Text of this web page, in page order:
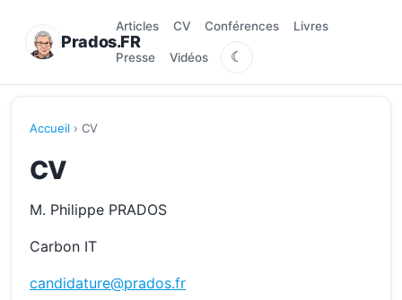
Prados.FR
Articles CV Conférences Livres
Presse Vidéos ☾
Accueil › CV
CV
M. Philippe PRADOS
Carbon IT
candidature@prados.fr